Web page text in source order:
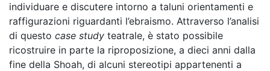
individuare e discutere intorno a taluni orientamenti e
raffigurazioni riguardanti l’ebraismo. Attraverso l’analisi
di questo case study teatrale, è stato possibile
ricostruire in parte la riproposizione, a dieci anni dalla
fine della Shoah, di alcuni stereotipi appartenenti a